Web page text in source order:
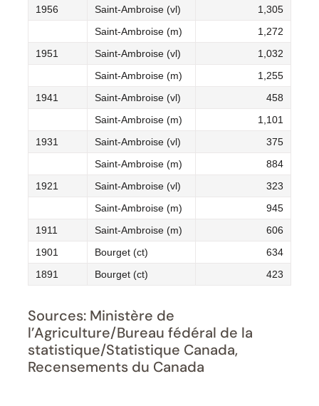
1956
Saint-Ambroise (vl)
1,305
Saint-Ambroise (m)
1,272
1951
Saint-Ambroise (vl)
1,032
Saint-Ambroise (m)
1,255
1941
Saint-Ambroise (vl)
458
Saint-Ambroise (m)
1,101
1931
Saint-Ambroise (vl)
375
Saint-Ambroise (m)
884
1921
Saint-Ambroise (vl)
323
Saint-Ambroise (m)
945
1911
Saint-Ambroise (m)
606
1901
Bourget (ct)
634
1891
Bourget (ct) 423
Sources: Ministère de
l’Agriculture/Bureau fédéral de la
statistique/Statistique Canada,
Recensements du Canada